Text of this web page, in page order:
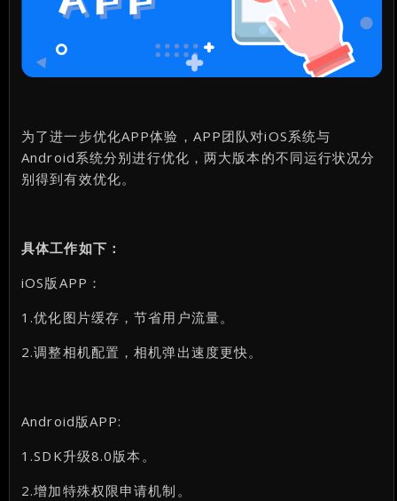
为了进一步优化APP体验，APP团队对iOS系统与
Android系统分别进行优化，两大版本的不同运行状况分
别得到有效优化。
具体工作如下：
iOS版APP：
1.优化图片缓存，节省用户流量。
2.调整相机配置，相机弹出速度更快。
Android版APP:
1.SDK升级8.0版本。
2.增加特殊权限申请机制。